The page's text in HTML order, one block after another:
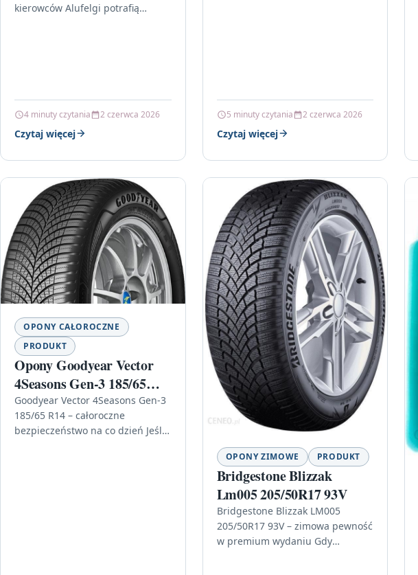
kierowców Alufelgi potrafią
4 minuty czytania 2 czerwca 2026
Czytaj więcej
5 minuty czytania 2 czerwca 2026
Czytaj więcej
OPONY CAŁOROCZNE
PRODUKT
Opony Goodyear Vector
4Seasons Gen-3 185/65
R14 86 H
Goodyear Vector 4Seasons Gen-3
185/65 R14 – całoroczne
bezpieczeństwo na co dzień Jeśli
OPONY ZIMOWE PRODUKT
Bridgestone Blizzak
Lm005 205/50R17 93V
Bridgestone Blizzak LM005
205/50R17 93V – zimowa pewność
w premium wydaniu Gdy